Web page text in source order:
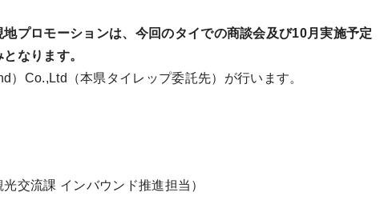
プロモーションは、今回のタイでの商談会及び10月実施予定
なります。
Co.,Ltd（本県タイレップ委託先）が行います。
交流課 インバウンド推進担当）